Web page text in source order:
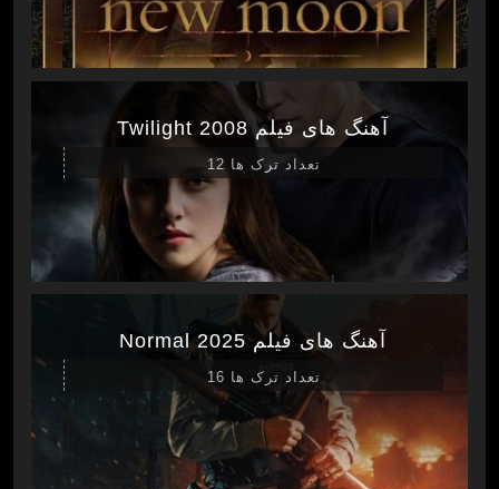
آهنگ های فیلم Twilight 2008
تعداد ترک ها 12
آهنگ های فیلم Normal 2025
تعداد ترک ها 16